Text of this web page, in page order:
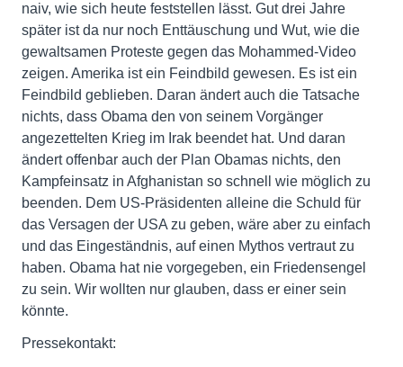
naiv, wie sich heute feststellen lässt. Gut drei Jahre
später ist da nur noch Enttäuschung und Wut, wie die
gewaltsamen Proteste gegen das Mohammed-Video
zeigen. Amerika ist ein Feindbild gewesen. Es ist ein
Feindbild geblieben. Daran ändert auch die Tatsache
nichts, dass Obama den von seinem Vorgänger
angezettelten Krieg im Irak beendet hat. Und daran
ändert offenbar auch der Plan Obamas nichts, den
Kampfeinsatz in Afghanistan so schnell wie möglich zu
beenden. Dem US-Präsidenten alleine die Schuld für
das Versagen der USA zu geben, wäre aber zu einfach
und das Eingeständnis, auf einen Mythos vertraut zu
haben. Obama hat nie vorgegeben, ein Friedensengel
zu sein. Wir wollten nur glauben, dass er einer sein
könnte.
Pressekontakt: